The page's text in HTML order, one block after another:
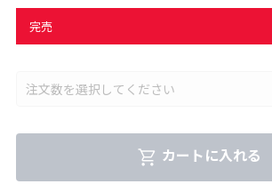
完売
カートに入れる